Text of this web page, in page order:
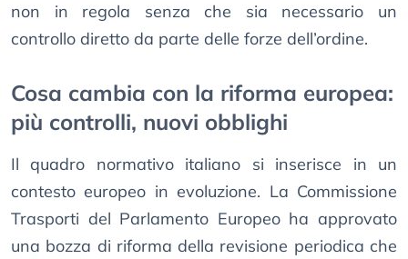
non in regola senza che sia necessario un
controllo diretto da parte delle forze dell’ordine.
Cosa cambia con la riforma europea:
più controlli, nuovi obblighi
Il quadro normativo italiano si inserisce in un
contesto europeo in evoluzione. La Commissione
Trasporti del Parlamento Europeo ha approvato
una bozza di riforma della revisione periodica che